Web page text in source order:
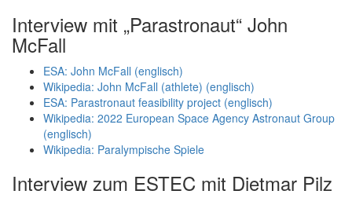
Interview mit „Parastronaut“ John
McFall
ESA: John McFall (englisch)
Wikipedia: John McFall (athlete) (englisch)
ESA: Parastronaut feasibility project (englisch)
Wikipedia: 2022 European Space Agency Astronaut Group
(englisch)
Wikipedia: Paralympische Spiele
Interview zum ESTEC mit Dietmar Pilz